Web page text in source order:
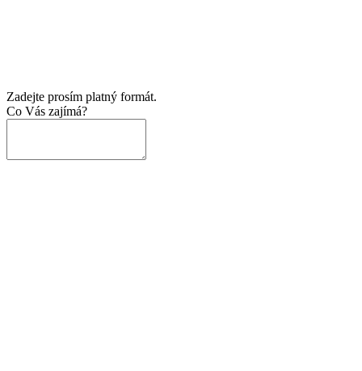
Zadejte prosím platný formát.
Co Vás zajímá?